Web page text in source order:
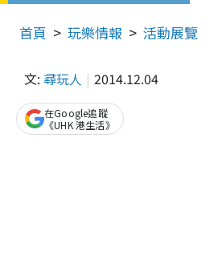
首頁 玩樂情報 活動展覽
文: 尋玩人 2014.12.04
在Google追蹤
《UHK 港生活》